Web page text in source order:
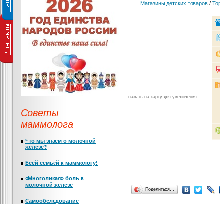
Магазины детских товаров /
нажать на карту для увеличения
Поделиться…
Советы
маммолога
Что мы знаем о молочной
железе?
Всей семьей к маммологу!
«Многоликая» боль в
молочной железе
Самообследование